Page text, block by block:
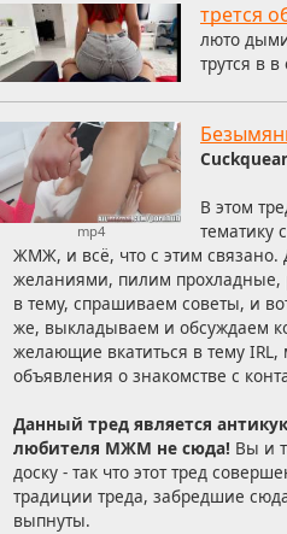
трется
люто
трутся в
mp4
В этом
тематику
ЖМЖ, и всё, что с этим связано.
желаниями, пилим прохладные,
в тему, спрашиваем советы, и
же, выкладываем и обсуждаем
желающие вкатиться в тему IRL,
объявления о знакомстве с
Данный тред является
любителя МЖМ не сюда! Вы и
доску - так что этот тред
традиции треда, забредшие
выпнуты.